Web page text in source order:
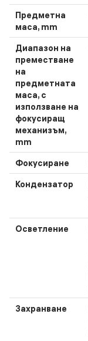
Предметна
маса, mm
Диапазон на
преместване
на
предметната
маса, с
използване на
фокусиращ
механизъм,
mm
Фокусиране
Кондензатор
Осветление
Захранване